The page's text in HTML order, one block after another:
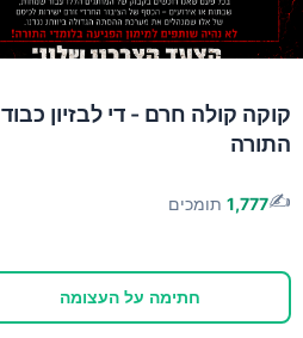
קוקה קולה חרם - די לבזיון כבוד
התורה
✍️
1,777 תומכים
חתימה על העצומה